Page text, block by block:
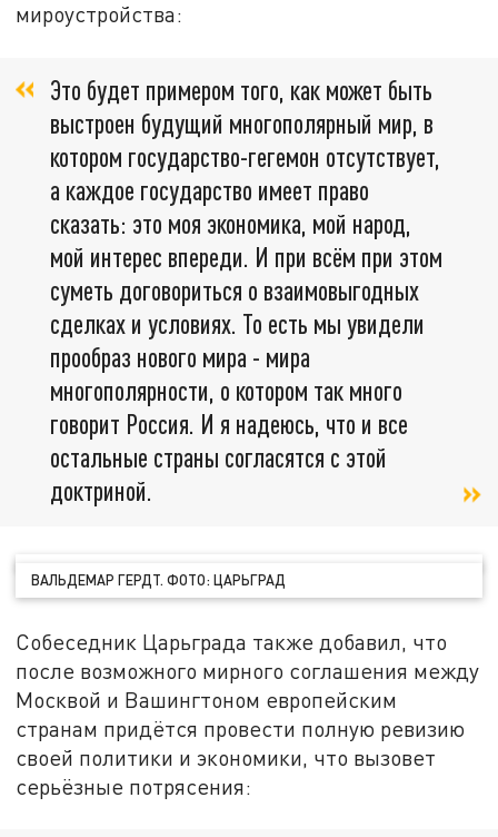
мироустройства:
Это будет примером того, как может быть
выстроен будущий многополярный мир, в
котором государство-гегемон отсутствует,
а каждое государство имеет право
сказать: это моя экономика, мой народ,
мой интерес впереди. И при всём при этом
суметь договориться о взаимовыгодных
сделках и условиях. То есть мы увидели
прообраз нового мира - мира
многополярности, о котором так много
говорит Россия. И я надеюсь, что и все
остальные страны согласятся с этой
доктриной.
ВАЛЬДЕМАР ГЕРДТ. ФОТО: ЦАРЬГРАД
Собеседник Царьграда также добавил, что
после возможного мирного соглашения между
Москвой и Вашингтоном европейским
странам придётся провести полную ревизию
своей политики и экономики, что вызовет
серьёзные потрясения: